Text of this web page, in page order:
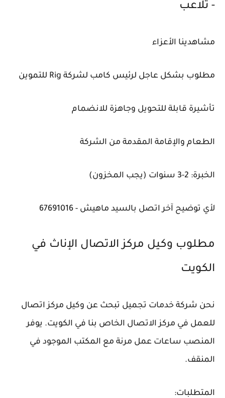
- تلاعب
مشاهدينا الأعزاء
مطلوب بشكل عاجل لرئيس كامب لشركة Rig للتموين
تأشيرة قابلة للتحويل وجاهزة للانضمام
الطعام والإقامة المقدمة من الشركة
الخبرة: 2-3 سنوات (يجب المخزون)
لأي توضيح آخر اتصل بالسيد ماهيش - 67691016
مطلوب وكيل مركز الاتصال الإناث في
الكويت
نحن شركة خدمات تجميل تبحث عن وكيل مركز اتصال
للعمل في مركز الاتصال الخاص بنا في الكويت. يوفر
المنصب ساعات عمل مرنة مع المكتب الموجود في
المنقف.
المتطلبات: